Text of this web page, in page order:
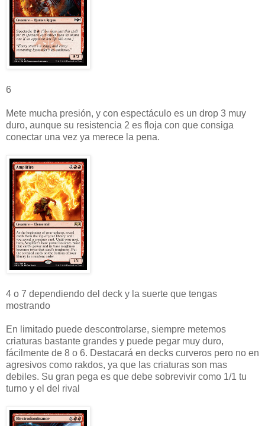
6
Mete mucha presión, y con espectáculo es un drop 3 muy
duro, aunque su resistencia 2 es floja con que consiga
conectar una vez ya merece la pena.
4 o 7 dependiendo del deck y la suerte que tengas
mostrando
En limitado puede descontrolarse, siempre metemos
criaturas bastante grandes y puede pegar muy duro,
fácilmente de 8 o 6. Destacará en decks curveros pero no en
agresivos como rakdos, ya que las criaturas son mas
debiles. Su gran pega es que debe sobrevivir como 1/1 tu
turno y el del rival